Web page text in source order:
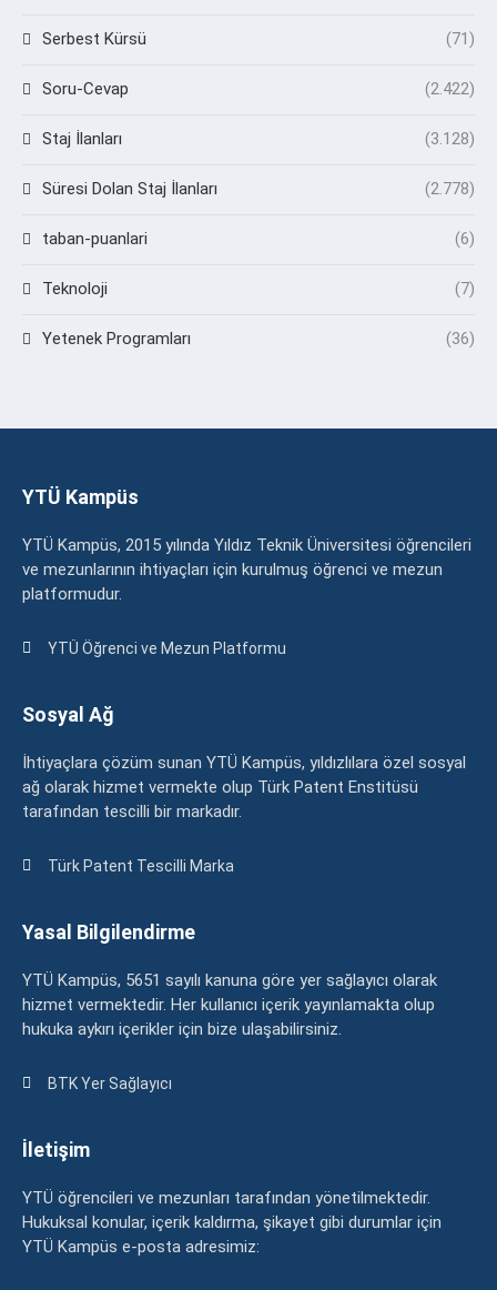
Serbest Kürsü (71)
Soru-Cevap (2.422)
Staj İlanları (3.128)
Süresi Dolan Staj İlanları (2.778)
taban-puanlari (6)
Teknoloji (7)
Yetenek Programları (36)
YTÜ Kampüs
YTÜ Kampüs, 2015 yılında Yıldız Teknik Üniversitesi öğrencileri
ve mezunlarının ihtiyaçları için kurulmuş öğrenci ve mezun
platformudur.
YTÜ Öğrenci ve Mezun Platformu
Sosyal Ağ
İhtiyaçlara çözüm sunan YTÜ Kampüs, yıldızlılara özel sosyal
ağ olarak hizmet vermekte olup Türk Patent Enstitüsü
tarafından tescilli bir markadır.
Türk Patent Tescilli Marka
Yasal Bilgilendirme
YTÜ Kampüs, 5651 sayılı kanuna göre yer sağlayıcı olarak
hizmet vermektedir. Her kullanıcı içerik yayınlamakta olup
hukuka aykırı içerikler için bize ulaşabilirsiniz.
BTK Yer Sağlayıcı
İletişim
YTÜ öğrencileri ve mezunları tarafından yönetilmektedir.
Hukuksal konular, içerik kaldırma, şikayet gibi durumlar için
YTÜ Kampüs e-posta adresimiz: